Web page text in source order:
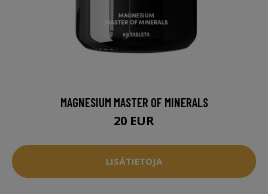
MAGNESIUM MASTER OF MINERALS
20 EUR
LISÄTIETOJA